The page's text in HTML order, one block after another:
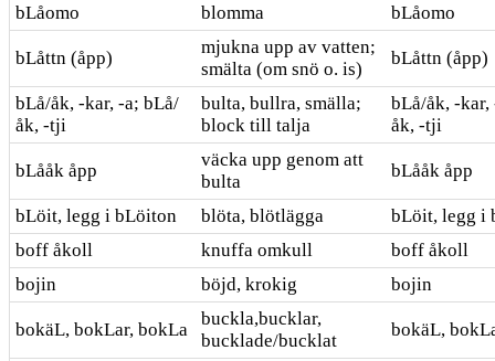
bLåomo
blomma bLåomo
bLåttn (åpp)
mjukna upp av vatten;
smälta (om snö o. is)
bLåttn (åpp)
bLå/åk, -kar, -a; bLå/
åk, -tji
bulta, bullra, smälla;
block till talja
bLå/åk, -kar,
åk, -tji
bLååk åpp
väcka upp genom att
bulta
bLååk åpp
bLöit, legg i bLöiton blöta, blötlägga
bLöit, legg i
boff åkoll
knuffa omkull
boff åkoll
bojin
böjd, krokig bojin
bokäL, bokLar, bokLa
buckla,bucklar,
bucklade/bucklat
bokäL,